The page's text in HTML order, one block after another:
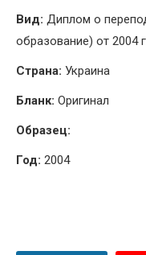
Вид: Диплом о
образование) от 2004
Страна: Украина
Бланк: Оригинал
Образец:
Год: 2004